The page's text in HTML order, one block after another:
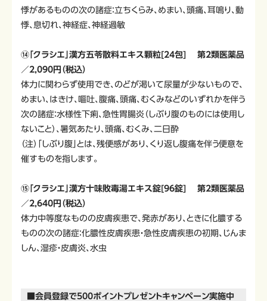
悸があるものの次の諸症：立ちくらみ、めまい、頭痛、耳鳴り、動
悸、息切れ、神経症、神経過敏
⑭「クラシエ」漢方五苓散料エキス顆粒[24包] 第2類医薬品
／2,090円（税込）
体力に関わらず使用でき、のどが渇いて尿量が少ないもので、
めまい、はきけ、嘔吐、腹痛、頭痛、むくみなどのいずれかを伴う
次の諸症：水様性下痢、急性胃腸炎（しぶり腹のものには使用し
ないこと）、暑気あたり、頭痛、むくみ、二日酔
（注）「しぶり腹」とは、残便感があり、くり返し腹痛を伴う便意を
催すものを指します。
⑮「クラシエ」漢方十味敗毒湯エキス錠[96錠] 第2類医薬品
／2,640円（税込）
体力中等度なものの皮膚疾患で、発赤があり、ときに化膿する
ものの次の諸症：化膿性皮膚疾患・急性皮膚疾患の初期、じんま
しん、湿疹・皮膚炎、水虫
■会員登録で500ポイントプレゼントキャンペーン実施中